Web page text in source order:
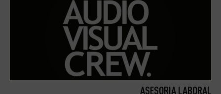
ASESORIA LABORAL